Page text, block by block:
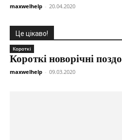
maxwelhelp - 20.04.2020
Це цікаво!
Короткі
Короткі новорічні
maxwelhelp - 09.03.2020